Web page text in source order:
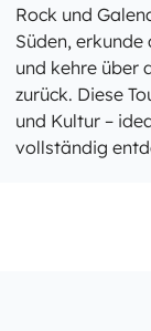
Rock und
Süden,
und kehre über
zurück. Diese
und Kultur –
vollständig